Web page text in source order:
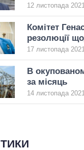
12 листопада
Комітет
резолюції
17 листопада
В
за місяць
14 листопада